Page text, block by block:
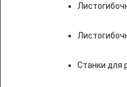
Станки для